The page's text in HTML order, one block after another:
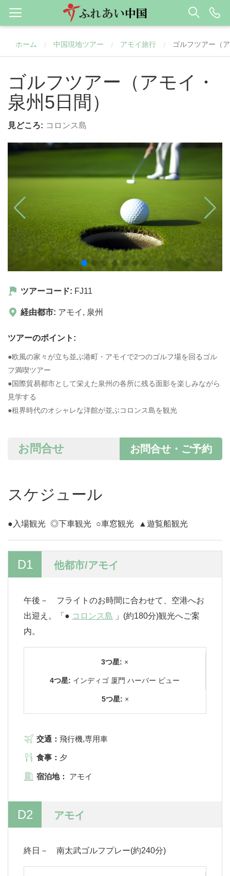
ホーム / 中国現地ツアー / アモイ旅行 / ゴルフツアー（
ゴルフツアー（アモイ・
泉州5日間）
見どころ: コロンス島
ツアーコード: FJ11
経由都市: アモイ , 泉州
ツアーのポイント:
●欧風の家々が立ち並ぶ港町・アモイで2つのゴルフ場を回るゴル
フ満喫ツアー
●国際貿易都市として栄えた泉州の各所に残る面影を楽しみながら
見学する
●租界時代のオシャレな洋館が並ぶコロンス島を観光
お問合せ・ご予約
お問合せ
スケジュール
●入場観光 ◎下車観光 ○車窓観光 ▲遊覧船観光
D1 他都市/アモイ
午後－ フライトのお時間に合わせて、空港へお
出迎え。「● コロンス島 」(約180分)観光へご案
内。
3つ星: ×
4つ星: インディゴ 厦門 ハーバー ビュー
5つ星: ×
交通： 飛行機,専用車
食事： 夕
宿泊地： アモイ
D2 アモイ
終日－ 南太武ゴルフプレー(約240分)